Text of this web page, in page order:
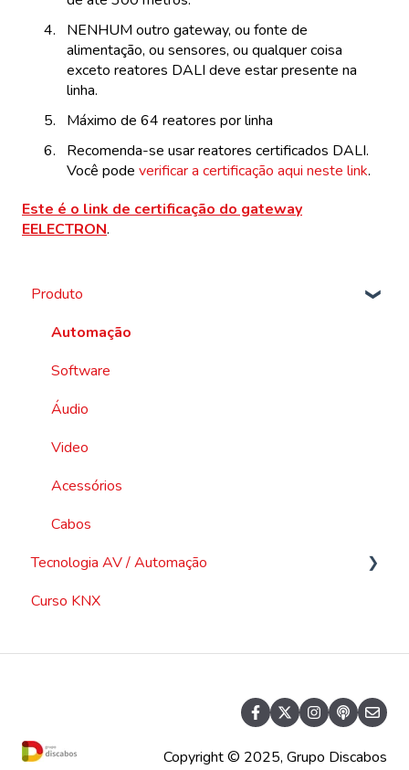
NENHUM outro gateway, ou fonte de
alimentação, ou sensores, ou qualquer coisa
exceto reatores DALI deve estar presente na
linha.
Máximo de 64 reatores por linha
Recomenda-se usar reatores certificados DALI.
Você pode verificar a certificação aqui neste link.
Este é o link de certificação do gateway
EELECTRON.
Produto
Automação
Software
Áudio
Video
Acessórios
Cabos
Tecnologia AV / Automação
Vídeo
Curso KNX
Copyright © 2025, Grupo Discabos